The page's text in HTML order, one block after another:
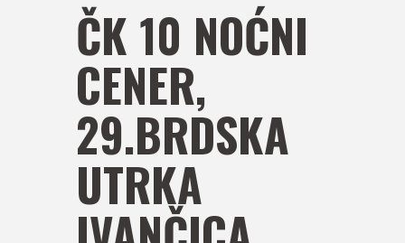
ČK 10 NOĆNI
CENER,
29.BRDSKA
UTRKA